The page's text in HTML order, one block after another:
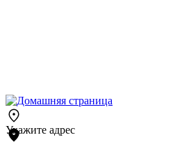
Укажите адрес